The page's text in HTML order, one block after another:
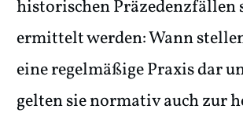
historischen Präzedenzfällen
ermittelt werden: Wann
eine regelmäßige Praxis dar
gelten sie normativ auch zur